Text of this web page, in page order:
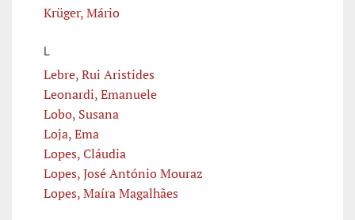
Krüger, Mário
L
Lebre, Rui Aristides
Leonardi, Emanuele
Lobo, Susana
Loja, Ema
Lopes, Cláudia
Lopes, José António Mouraz
Lopes, Maíra Magalhães